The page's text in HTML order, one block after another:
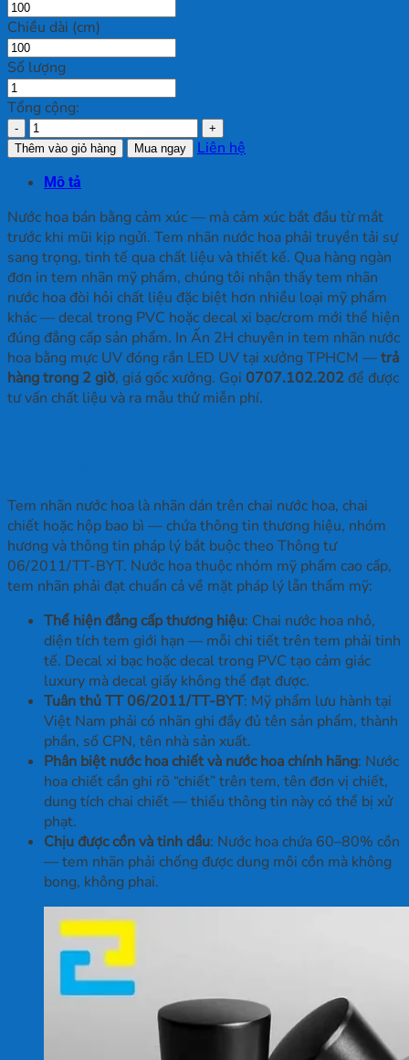
Chiều dài (cm)
Số lượng
Tổng cộng:
In
Tem
Nước
Hoa
số
lượng
Thêm vào giỏ hàng Mua ngay Liên hệ
Mô tả
Nước hoa bán bằng cảm xúc — mà cảm xúc bắt đầu từ mắt
trước khi mũi kịp ngửi. Tem nhãn nước hoa phải truyền tải sự
sang trọng, tinh tế qua chất liệu và thiết kế. Qua hàng ngàn
đơn in tem nhãn mỹ phẩm, chúng tôi nhận thấy tem nhãn
nước hoa đòi hỏi chất liệu đặc biệt hơn nhiều loại mỹ phẩm
khác — decal trong PVC hoặc decal xi bạc/crom mới thể hiện
đúng đẳng cấp sản phẩm. In Ấn 2H chuyên in tem nhãn nước
hoa bằng mực UV đóng rắn LED UV tại xưởng TPHCM —trả
hàng trong 2 giờ, giá gốc xưởng. Gọi 0707.102.202để được
tư vấn chất liệu và ra mẫu thử miễn phí.
Tem nhãn nước hoa là nhãn dán trên chai nước hoa, chai
chiết hoặc hộp bao bì — chứa thông tin thương hiệu, nhóm
hương và thông tin pháp lý bắt buộc theo Thông tư
06/2011/TT-BYT. Nước hoa thuộc nhóm mỹ phẩm cao cấp,
tem nhãn phải đạt chuẩn cả về mặt pháp lý lẫn thẩm mỹ:
Thể hiện đẳng cấp thương hiệu: Chai nước hoa nhỏ,
diện tích tem giới hạn — mỗi chi tiết trên tem phải tinh
tế. Decal xi bạc hoặc decal trong PVC tạo cảm giác
luxury mà decal giấy không thể đạt được.
Tuân thủ TT 06/2011/TT-BYT: Mỹ phẩm lưu hành tại
Việt Nam phải có nhãn ghi đầy đủ tên sản phẩm, thành
phần, số CPN, tên nhà sản xuất.
Phân biệt nước hoa chiết và nước hoa chính hãng: Nước
hoa chiết cần ghi rõ “chiết” trên tem, tên đơn vị chiết,
dung tích chai chiết — thiếu thông tin này có thể bị xử
phạt.
Chịu được cồn và tinh dầu: Nước hoa chứa 60–80% cồn
— tem nhãn phải chống được dung môi cồn mà không
bong, không phai.